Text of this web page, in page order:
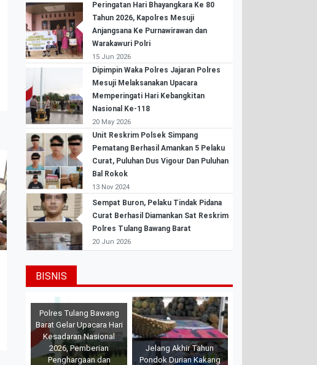
Peringatan Hari Bhayangkara Ke 80
Tahun 2026, Kapolres Mesuji
Anjangsana Ke Purnawirawan dan
Warakawuri Polri
15 Jun 2026
Dipimpin Waka Polres Jajaran Polres
Mesuji Melaksanakan Upacara
Memperingati Hari Kebangkitan
Nasional Ke-118
20 May 2026
Unit Reskrim Polsek Simpang
Pematang Berhasil Amankan 5 Pelaku
Curat, Puluhan Dus Vigour Dan Puluhan
Bal Rokok
13 Nov 2024
Sempat Buron, Pelaku Tindak Pidana
Curat Berhasil Diamankan Sat Reskrim
Polres Tulang Bawang Barat
20 Jun 2026
BISNIS
Polres Tulang Bawang
Barat Gelar Upacara Hari
Kesadaran Nasional
2026, Pemberian
Penghargaan dan
Jelang Akhir Tahun
Pondok Durian Kakang